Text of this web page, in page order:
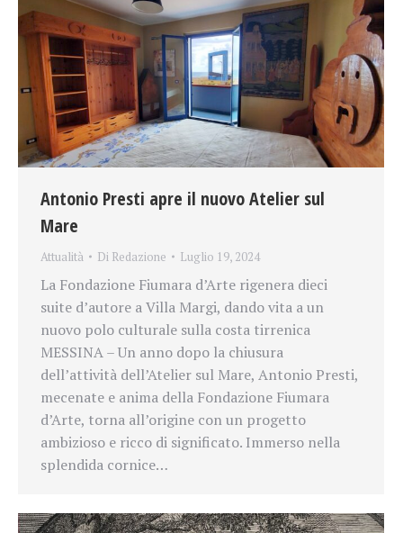
Antonio Presti apre il nuovo Atelier sul
Mare
Attualità Di Redazione Luglio 19, 2024
La Fondazione Fiumara d’Arte rigenera dieci
suite d’autore a Villa Margi, dando vita a un
nuovo polo culturale sulla costa tirrenica
MESSINA – Un anno dopo la chiusura
dell’attività dell’Atelier sul Mare, Antonio Presti,
mecenate e anima della Fondazione Fiumara
d’Arte, torna all’origine con un progetto
ambizioso e ricco di significato. Immerso nella
splendida cornice…